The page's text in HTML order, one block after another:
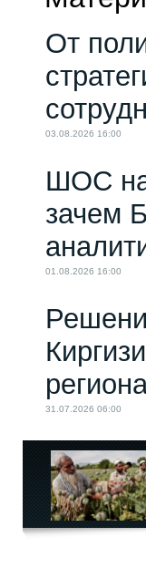
От
03.08.2026 16:00
ШОС
зачем
01.08.2026 16:00
31.07.2026 06:00